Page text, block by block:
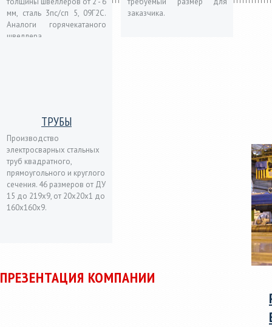
мм, сталь 3пс/сп 5, 09Г2С.
Аналоги горячекатаного
швеллера.
заказчика.
ТРУБЫ
Производство
электросварных стальных
труб квадратного,
прямоугольного и круглого
сечения. 46 размеров от ДУ
15 до 219х9, от 20х20х1 до
160х160х9.
ПРЕЗЕНТАЦИЯ КОМПАНИИ